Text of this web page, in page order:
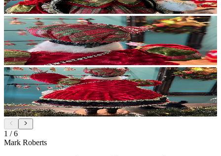
1 /6
Mark Roberts